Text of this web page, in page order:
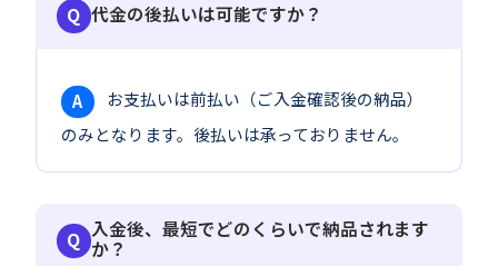
代金の後払いは可能ですか？
A
お支払いは前払い（ご入金確認後の納品）
のみとなります。後払いは承っておりません。
入金後、最短でどのくらいで納品されます
か？